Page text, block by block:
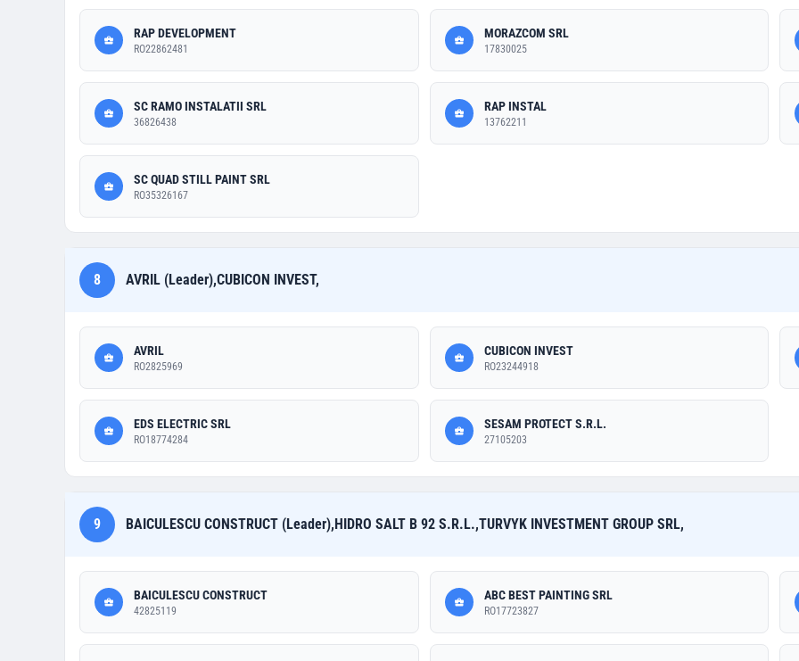
RAP DEVELOPMENT
RO22862481
MORAZCOM SRL
17830025
SC RAMO INSTALATII SRL
36826438
RAP INSTAL
13762211
SC QUAD STILL PAINT SRL
RO35326167
8 AVRIL (Leader),CUBICON INVEST,
AVRIL
RO2825969
CUBICON INVEST
RO23244918
EDS ELECTRIC SRL
RO18774284
SESAM PROTECT S.R.L.
27105203
9 BAICULESCU CONSTRUCT (Leader),HIDRO SALT B 92 S.R.L.,TURVYK INVESTMENT GROUP SRL,
BAICULESCU CONSTRUCT
42825119
ABC BEST PAINTING SRL
RO17723827